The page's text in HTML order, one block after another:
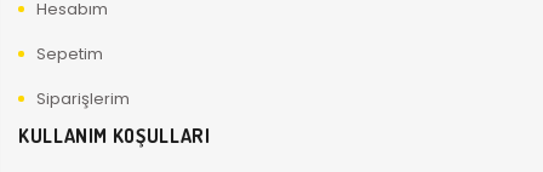
Hesabım
Sepetim
Siparişlerim
KULLANIM KOŞULLARI